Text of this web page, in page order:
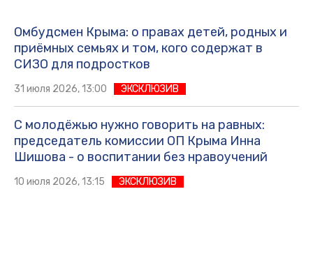
Омбудсмен Крыма: о правах детей, родных и
приёмных семьях и том, кого содержат в
СИЗО для подростков
31 июля 2026, 13:00 ЭКСКЛЮЗИВ
С молодёжью нужно говорить на равных:
председатель комиссии ОП Крыма Инна
Шишова - о воспитании без нравоучений
10 июля 2026, 13:15 ЭКСКЛЮЗИВ